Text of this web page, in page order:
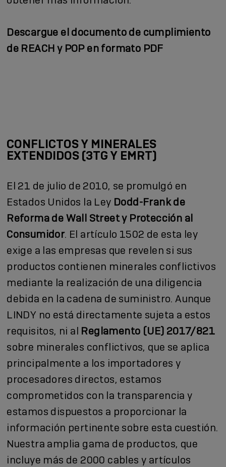
Descargue el documento de cumplimiento
de REACH y POP en formato PDF
CONFLICTOS Y MINERALES
EXTENDIDOS (3TG Y EMRT)
El 21 de julio de 2010, se promulgó en
Estados Unidos la Ley Dodd-Frank de
Reforma de Wall Street y Protección al
Consumidor. El artículo 1502 de esta ley
exige a las empresas que revelen si sus
productos contienen minerales conflictivos
mediante la realización de una diligencia
debida en la cadena de suministro. Aunque
LINDY no está directamente sujeta a estos
requisitos, ni al Reglamento (UE) 2017/821
sobre minerales conflictivos, que se aplica
principalmente a los importadores y
procesadores directos, estamos
comprometidos con la transparencia y
estamos dispuestos a proporcionar la
información pertinente sobre esta cuestión.
Nuestra amplia gama de productos, que
incluye más de 2000 cables y artículos